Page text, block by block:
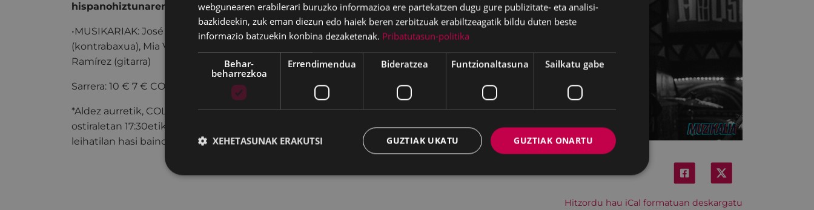
Hitzordu hau iCal formatuan deskargatu
hispanohiztunarenak.
•MUSIKARIAK: José María Rubio (bateria), Javier Geras
(kontrabaxua), Mia Vergara (ahotsa), Oscar Martos (teklatuak) Tito
Ramírez (gitarra)
Sarrera: 10 € 7 € COLISEOAREN LAGUNA
*Aldez aurretik, COLISEO antzokiko leihatilan, astelehen eta
ostiraletan 17:30etik 19:30era eta
leihatilan hasi baino ordubete lehenago eskura daitezke.
SPANISH
webgunearen erabilerari buruzko informazioa ere partekatzen dugu gure publizitate- eta analisi-
bazkideekin, zuk eman diezun edo haiek beren zerbitzuak erabiltzeagatik bildu duten beste
informazio batzuekin konbina dezaketenak. Pribatutasun-politika
Behar-
beharrezkoa
Errendimendua Bideratzea Funtzionaltasuna Sailkatu gabe
GUZTIAK ONARTU
GUZTIAK UKATU
XEHETASUNAK ERAKUTSI